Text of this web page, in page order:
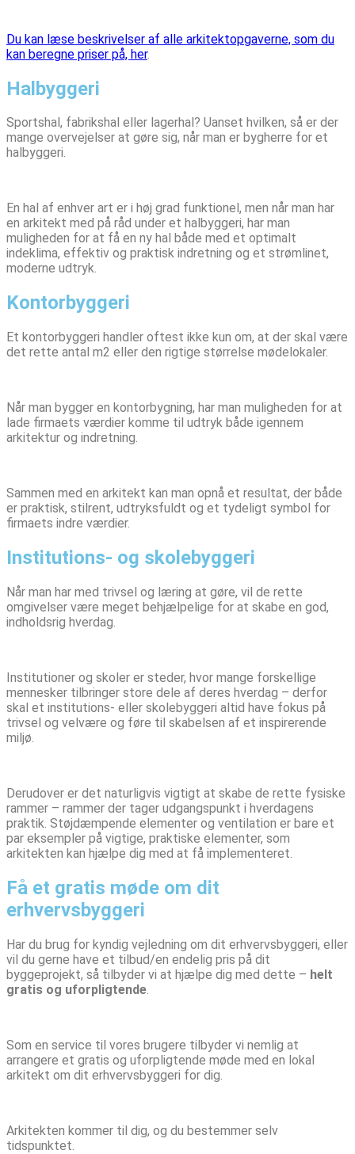
Du kan læse beskrivelser af alle arkitektopgaverne, som du
kan beregne priser på, her.
Halbyggeri
Sportshal, fabrikshal eller lagerhal? Uanset hvilken, så er der
mange overvejelser at gøre sig, når man er bygherre for et
halbyggeri.
En hal af enhver art er i høj grad funktionel, men når man har
en arkitekt med på råd under et halbyggeri, har man
muligheden for at få en ny hal både med et optimalt
indeklima, effektiv og praktisk indretning og et strømlinet,
moderne udtryk.
Kontorbyggeri
Et kontorbyggeri handler oftest ikke kun om, at der skal være
det rette antal m2 eller den rigtige størrelse mødelokaler.
Når man bygger en kontorbygning, har man muligheden for at
lade firmaets værdier komme til udtryk både igennem
arkitektur og indretning.
Sammen med en arkitekt kan man opnå et resultat, der både
er praktisk, stilrent, udtryksfuldt og et tydeligt symbol for
firmaets indre værdier.
Institutions- og skolebyggeri
Når man har med trivsel og læring at gøre, vil de rette
omgivelser være meget behjælpelige for at skabe en god,
indholdsrig hverdag.
Institutioner og skoler er steder, hvor mange forskellige
mennesker tilbringer store dele af deres hverdag – derfor
skal et institutions- eller skolebyggeri altid have fokus på
trivsel og velvære og føre til skabelsen af et inspirerende
miljø.
Derudover er det naturligvis vigtigt at skabe de rette fysiske
rammer – rammer der tager udgangspunkt i hverdagens
praktik. Støjdæmpende elementer og ventilation er bare et
par eksempler på vigtige, praktiske elementer, som
arkitekten kan hjælpe dig med at få implementeret.
Få et gratis møde om dit
erhvervsbyggeri
Har du brug for kyndig vejledning om dit erhvervsbyggeri, eller
vil du gerne have et tilbud/en endelig pris på dit
byggeprojekt, så tilbyder vi at hjælpe dig med dette – helt
gratis og uforpligtende.
Som en service til vores brugere tilbyder vi nemlig at
arrangere et gratis og uforpligtende møde med en lokal
arkitekt om dit erhvervsbyggeri for dig.
Arkitekten kommer til dig, og du bestemmer selv
tidspunktet.